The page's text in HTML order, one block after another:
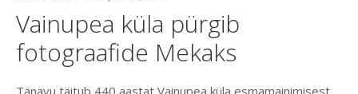
Vainupea küla pürgib
fotograafide Mekaks